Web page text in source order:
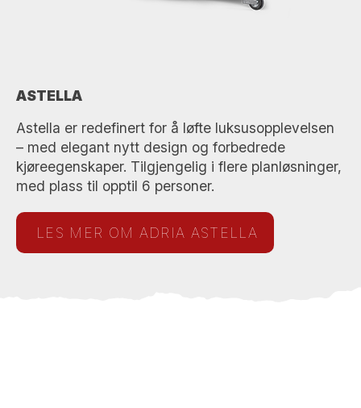
ASTELLA
Astella er redefinert for å løfte luksusopplevelsen
– med elegant nytt design og forbedrede
kjøreegenskaper. Tilgjengelig i flere planløsninger,
med plass til opptil 6 personer.
LES MER OM ADRIA ASTELLA